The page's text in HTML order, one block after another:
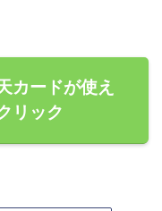
カードが使え
リック